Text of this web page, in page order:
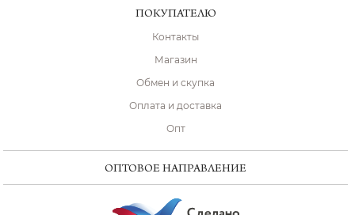
ПОКУПАТЕЛЮ
Контакты
Магазин
Обмен и скупка
Оплата и доставка
Опт
ОПТОВОЕ НАПРАВЛЕНИЕ